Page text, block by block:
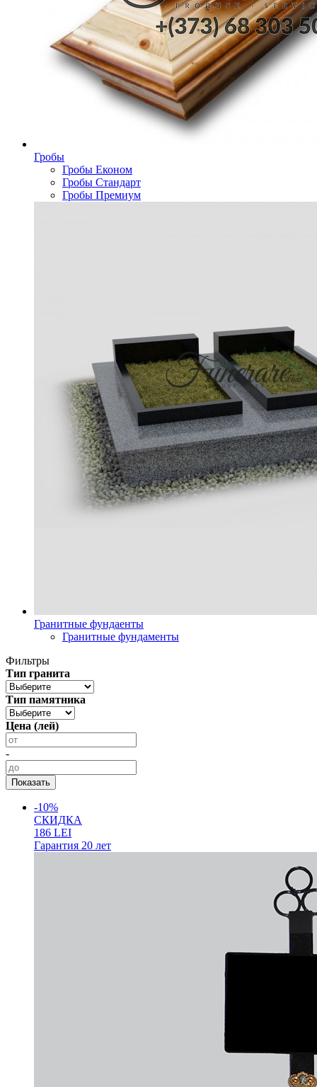
Гробы
Гробы Економ
Гробы Стандарт
Гробы Премиум
Гранитные фундаенты
Гранитные фундаменты
Фильтры
Тип гранита
Тип памятника
Цена (лей)
-
-10%
СКИДКА
186 LEI
Гарантия 20 лет